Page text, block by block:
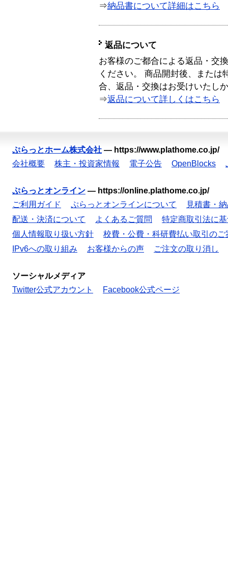
⇒納品書について詳細はこちら
返品について
お客様のご都合による返品・交
ください。 商品開封後、または
合、返品・交換はお受けいたし
⇒返品について詳しくはこちら
ぷらっとホーム株式会社 — https://www.plathome.co.jp/
会社概要
株主・投資家情報 電子公告 OpenBlocks
ぷらっとオンライン — https://online.plathome.co.jp/
ご利用ガイド
ぷらっとオンラインについて
見積書・
配送・決済について
よくあるご質問
特定商取引法に
個人情報取り扱い方針
校費・公費・科研費払い取引のご
IPv6への取り組み
お客様からの声 ご注文の取り消し
ソーシャルメディア
Twitter公式アカウント
Facebook公式ページ